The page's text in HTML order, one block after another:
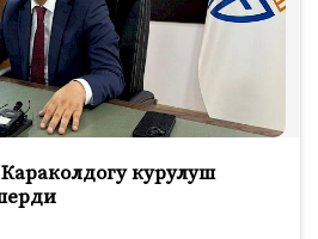
курулуш